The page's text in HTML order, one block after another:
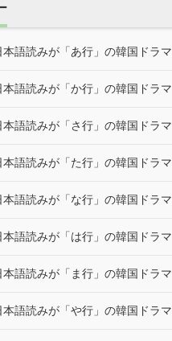
本語読みが「あ行」の韓国ドラ
本語読みが「か行」の韓国ドラ
本語読みが「さ行」の韓国ドラ
本語読みが「た行」の韓国ドラ
本語読みが「な行」の韓国ドラ
本語読みが「は行」の韓国ドラ
本語読みが「ま行」の韓国ドラ
本語読みが「や行」の韓国ドラ